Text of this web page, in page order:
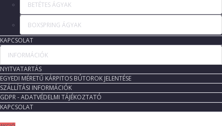
BETÉTES ÁGYAK
BOXSPRING ÁGYAK
KAPCSOLAT
INFORMÁCIÓK
NYITVATARTÁS
EGYEDI MÉRETŰ KÁRPITOS BÚTOROK JELENTÉSE
SZÁLLÍTÁSI INFORMÁCIÓK
GDPR - ADATVÉDELMI TÁJÉKOZTATÓ
KAPCSOLAT